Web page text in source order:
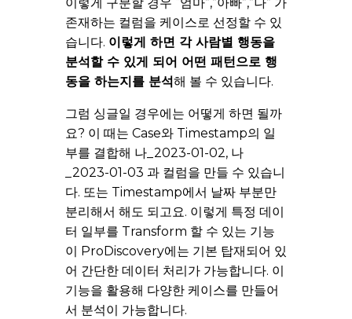
존재하는 컬럼을 케이스로 선정할 수 있
습니다. 이렇게 하면 각 사람별 행동을
분석할 수 있게 되어 어떤 패턴으로 행
동을 하는지를 분석해 볼 수 있습니다.
그럼 싱글일 경우에는 어떻게 하면 될까
요? 이 때는 Case와 Timestamp의 일
부를 결합해 나_2023-01-02, 나
_2023-01-03 과 컬럼을 만들 수 있습니
다. 또는 Timestamp에서 날짜 부분만
분리해서 해도 되고요. 이렇게 특정 데이
터 일부를 Transform 할 수 있는 기능
이 ProDiscovery에는 기본 탑재되어 있
어 간단한 데이터 처리가 가능합니다. 이
기능을 활용해 다양한 케이스를 만들어
서 분석이 가능합니다.